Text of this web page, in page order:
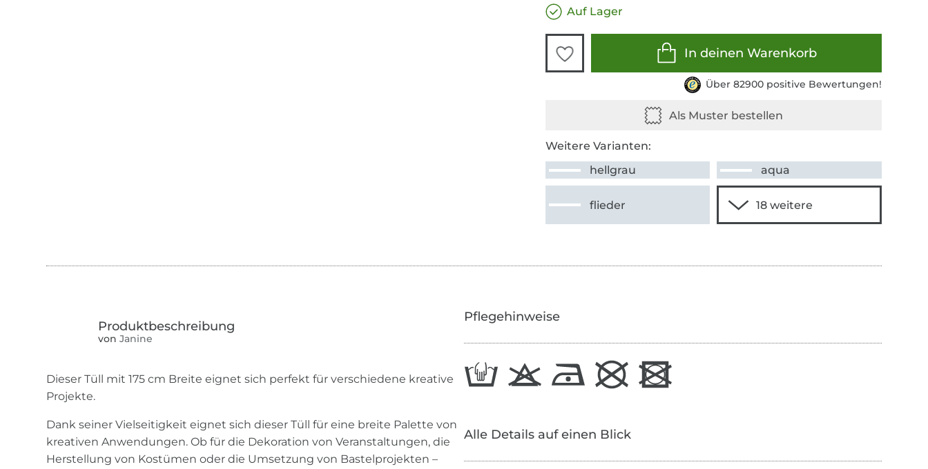
Auf Lager
In deinen Warenkorb
Über 82900 positive Bewertungen!
Weitere Varianten:
hellgrau
aqua
flieder
von Janine
Dieser Tüll mit 175 cm Breite eignet sich perfekt für verschiedene kreative
Projekte.
Dank seiner Vielseitigkeit eignet sich dieser Tüll für eine breite Palette von
kreativen Anwendungen. Ob für die Dekoration von Veranstaltungen, die
Herstellung von Kostümen oder die Umsetzung von Bastelprojekten –
Pflegehinweise
Alle Details auf einen Blick